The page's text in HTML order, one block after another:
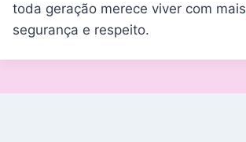
toda geração merece viver com mais
segurança e respeito.